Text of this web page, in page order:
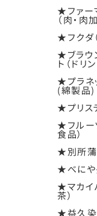
★ファー
（肉・肉
★フクダ
★ブラウ
ト（ドリ
★プラネ
(綿製品)
★プリス
★フルー
食品）
★別所蒲
★べにや
★マカイ
茶）
★益久染